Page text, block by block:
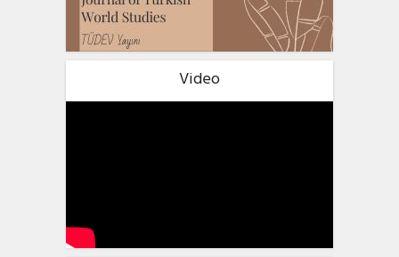
Video